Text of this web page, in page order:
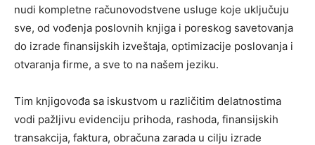
nudi kompletne računovodstvene usluge koje uključuju
sve, od vođenja poslovnih knjiga i poreskog savetovanja
do izrade finansijskih izveštaja, optimizacije poslovanja i
otvaranja firme, a sve to na našem jeziku.
Tim knjigovođa sa iskustvom u različitim delatnostima
vodi pažljivu evidenciju prihoda, rashoda, finansijskih
transakcija, faktura, obračuna zarada u cilju izrade